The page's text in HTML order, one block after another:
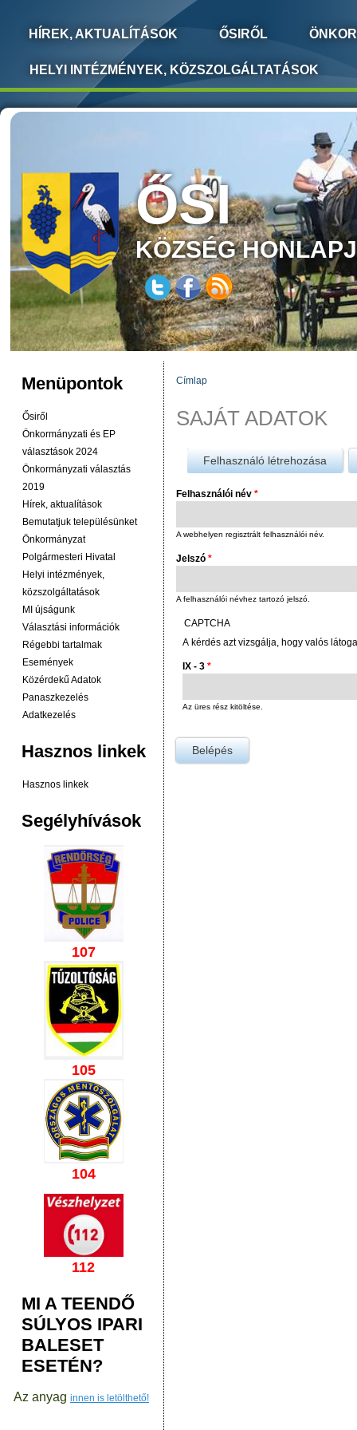
HÍREK, AKTUALÍTÁSOK ŐSIRŐL
HELYI INTÉZMÉNYEK, KÖZSZOLGÁLTATÁSOK
ŐSI
KÖZSÉG
Menüpontok
Ősiről
Önkormányzati és EP
választások 2024
Önkormányzati választás
2019
Hírek, aktualítások
Bemutatjuk településünket
Önkormányzat
Polgármesteri Hivatal
Helyi intézmények,
közszolgáltatások
MI újságunk
Választási információk
Régebbi tartalmak
Események
Közérdekű Adatok
Panaszkezelés
Adatkezelés
Hasznos linkek
Hasznos linkek
Segélyhívások
107
105
104
112
MI A TEENDŐ
SÚLYOS IPARI
BALESET
ESETÉN?
Az anyag innen is letölthető!
JELENLEGI HELY
Címlap
SAJÁT ADATOK
Felhasználó létrehozása
Felhasználói név *
A webhelyen regisztrált felhasználói név.
Jelszó *
A felhasználói névhez tartozó jelszó.
CAPTCHA
A kérdés azt vizsgálja, hogy valós
IX - 3 *
Az üres rész kitöltése.